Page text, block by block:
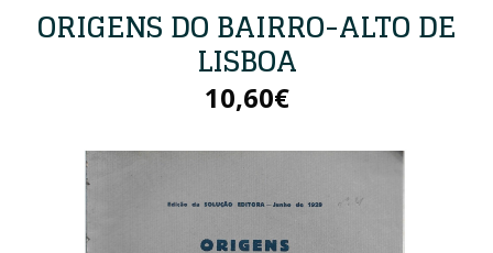
ORIGENS DO BAIRRO-ALTO DE
LISBOA
10,60€